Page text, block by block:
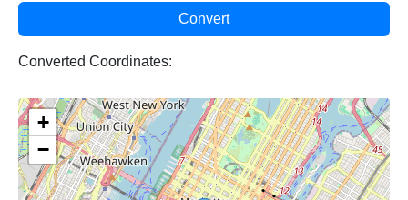
Convert
Converted Coordinates:
+
−